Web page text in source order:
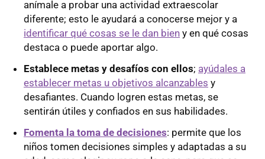
anímale a probar una actividad extraescolar
diferente; esto le ayudará a conocerse mejor y a
identificar qué cosas se le dan bien y en qué cosas
destaca o puede aportar algo.
Establece metas y desafíos con ellos; ayúdales a
establecer metas u objetivos alcanzables y
desafiantes. Cuando logren estas metas, se
sentirán útiles y confiados en sus habilidades.
Fomenta la toma de decisiones: permite que los
niños tomen decisiones simples y adaptadas a su